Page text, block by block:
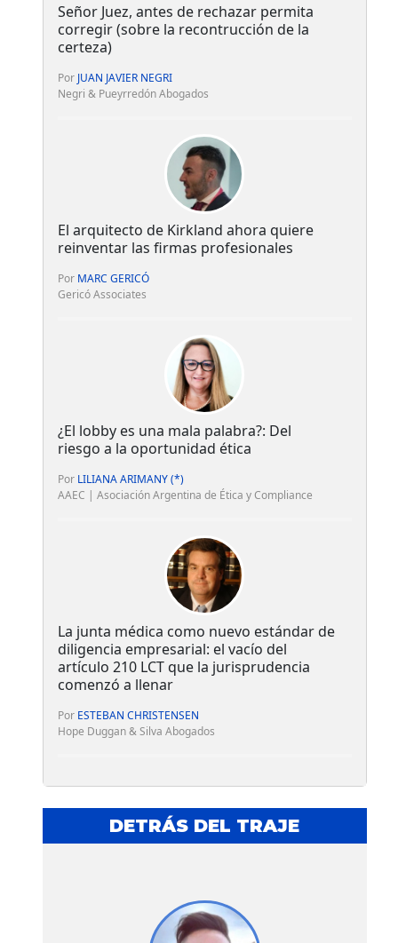
Señor Juez, antes de rechazar permita
corregir (sobre la recontrucción de la
certeza)
Por JUAN JAVIER NEGRI
Negri & Pueyrredón Abogados
El arquitecto de Kirkland ahora quiere
reinventar las firmas profesionales
Por MARC GERICÓ
Gericó Associates
¿El lobby es una mala palabra?: Del
riesgo a la oportunidad ética
Por LILIANA ARIMANY (*)
AAEC | Asociación Argentina de Ética y Compliance
La junta médica como nuevo estándar de
diligencia empresarial: el vacío del
artículo 210 LCT que la jurisprudencia
comenzó a llenar
Por ESTEBAN CHRISTENSEN
Hope Duggan & Silva Abogados
DETRÁS DEL TRAJE